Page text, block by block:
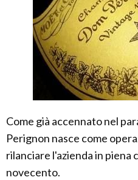
Come già accennato nel
Perignon nasce come
rilanciare l'azienda in piena
novecento.